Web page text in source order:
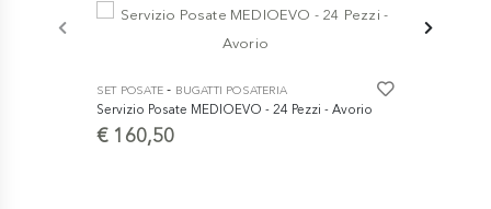
SET POSATE - BUGATTI POSATERIA
Servizio Posate MEDIOEVO - 24 Pezzi - Avorio
€ 160,50